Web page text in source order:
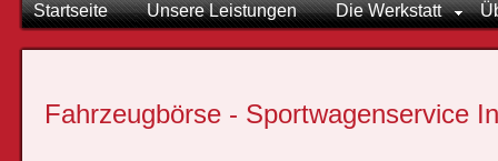
Startseite Unsere Leistungen Die Werkstatt
Fahrzeugbörse - Sportwagenservice